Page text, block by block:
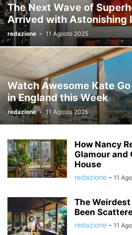
RETAIL-GDO-PRIVATE LABEL REVIEWS
SENZA CATEGORIA SENZA GLUTINE
SPORT
The Next Wave of
Arrived with Astonishing
redazione - 11 Agosto 2025
Watch Awesome Kate
in England this Week
redazione - 11 Agosto 2025
How Nancy
Glamour and
House
redazione - 11
The
Been
redazione - 11